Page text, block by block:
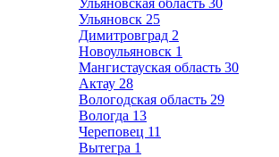
Ульяновская область 30
Ульяновск 25
Димитровград 2
Новоульяновск 1
Мангистауская область 30
Актау 28
Вологодская область 29
Вологда 13
Череповец 11
Вытегра 1